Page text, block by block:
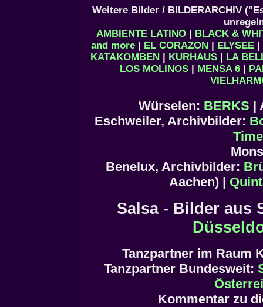
Weitere Bilder / BILDERARCHIV
AMBIENTE LATINO | BLACK &
and more| EL CORAZON| ELYSEE|
KATAKOMBEN | KURHAUS | LA
LOS MOLINOS | MENSA 6 |
Würselen: BERKS |
Eschweiler, Archivbilder:
Benelux, Archivbilder:
Aachen) |
Salsa - Bilder aus
Tanzpartner im Raum
Tanzpartner Bundesweit:
Kommentar zu